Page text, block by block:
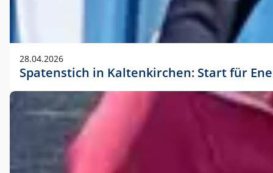
28.04.2026
Spatenstich in Kaltenkirchen: Start für